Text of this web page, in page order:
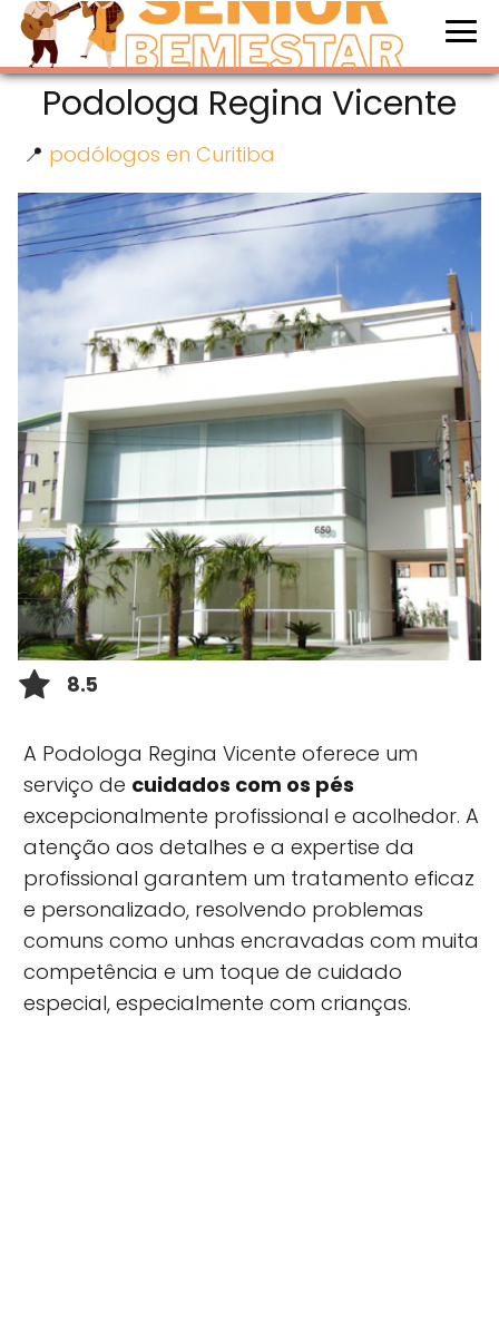
Podologa Regina Vicente
📍 podólogos en Curitiba
8.5
A Podologa Regina Vicente oferece um
serviço de cuidados com os pés
excepcionalmente profissional e acolhedor. A
atenção aos detalhes e a expertise da
profissional garantem um tratamento eficaz
e personalizado, resolvendo problemas
comuns como unhas encravadas com muita
competência e um toque de cuidado
especial, especialmente com crianças.